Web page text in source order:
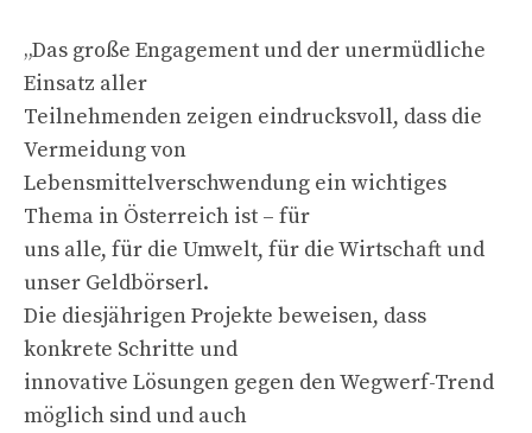
„Das große Engagement und der unermüdliche
Einsatz aller
Teilnehmenden zeigen eindrucksvoll, dass die
Vermeidung von
Lebensmittelverschwendung ein wichtiges
Thema in Österreich ist – für
uns alle, für die Umwelt, für die Wirtschaft und
unser Geldbörserl.
Die diesjährigen Projekte beweisen, dass
konkrete Schritte und
innovative Lösungen gegen den Wegwerf-Trend
möglich sind und auch